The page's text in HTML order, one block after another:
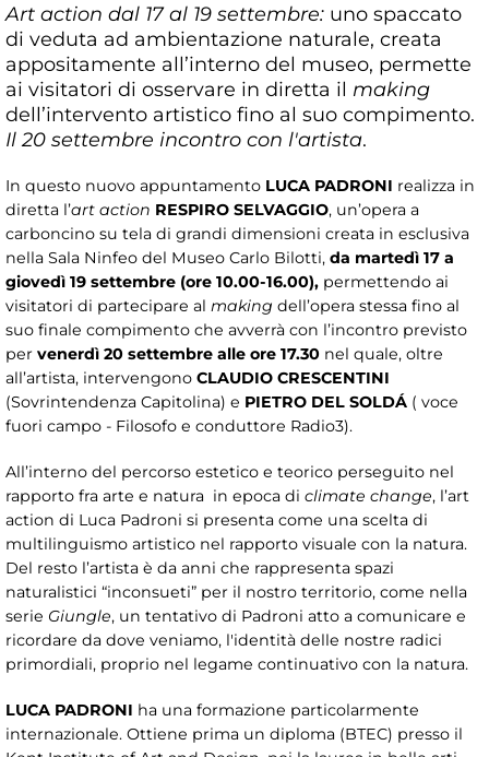
Art action dal 17 al 19 settembre: uno spaccato
di veduta ad ambientazione naturale, creata
appositamente all’interno del museo, permette
ai visitatori di osservare in diretta il making
dell’intervento artistico fino al suo compimento.
Il 20 settembre incontro con l'artista.
In questo nuovo appuntamento LUCA PADRONI realizza in
diretta l’art action RESPIRO SELVAGGIO, un’opera a
carboncino su tela di grandi dimensioni creata in esclusiva
nella Sala Ninfeo del Museo Carlo Bilotti, da martedì 17 a
giovedì 19 settembre (ore 10.00-16.00), permettendo ai
visitatori di partecipare al making dell’opera stessa fino al
suo finale compimento che avverrà con l’incontro previsto
per venerdì 20 settembre alle ore 17.30 nel quale, oltre
all’artista, intervengono CLAUDIO CRESCENTINI
(Sovrintendenza Capitolina) e PIETRO DEL SOLDÁ ( voce
fuori campo - Filosofo e conduttore Radio3).
All’interno del percorso estetico e teorico perseguito nel
rapporto fra arte e natura in epoca di climate change, l’art
action di Luca Padroni si presenta come una scelta di
multilinguismo artistico nel rapporto visuale con la natura.
Del resto l’artista è da anni che rappresenta spazi
naturalistici “inconsueti” per il nostro territorio, come nella
serie Giungle, un tentativo di Padroni atto a comunicare e
ricordare da dove veniamo, l'identità delle nostre radici
primordiali, proprio nel legame continuativo con la natura.
LUCA PADRONI ha una formazione particolarmente
internazionale. Ottiene prima un diploma (BTEC) presso il